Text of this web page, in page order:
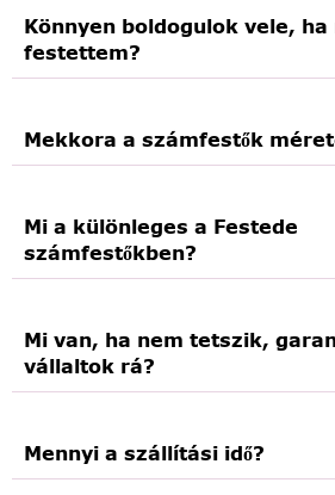
Könnyen boldogulok vele, ha
festettem?
Mekkora a számfestők
Mi a különleges a Festede
számfestőkben?
Mi van, ha nem tetszik,
vállaltok rá?
Mennyi a szállítási idő?